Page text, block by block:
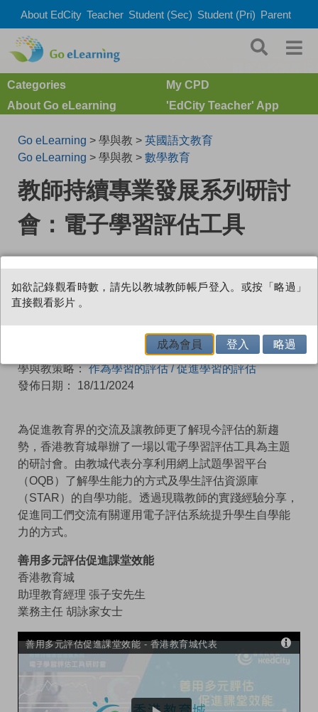
About EdCity Teacher Student (Sec) Student (Pri) Parent
Categories
My CPD
About Go eLearning
'EdCity Teacher' App
Go eLearning > 學與教 > 英國語文教育
Go eLearning > 學與教 > 數學教育
教師持續專業發展系列研討
會：電子學習評估工具
0
劉鳴先生|蕭國亮先生|彭慧敏女士
學與教策略：作為學習的評估 / 促進學習的評估
發佈日期： 18/11/2024
為促進教育界的交流及讓教師更了解現今評估的新趨
勢，香港教育城舉辦了一場以電子學習評估工具為主題
的研討會。由教城代表分享利用網上試題學習平台
（OQB）了解學生能力的方式及學生評估資源庫
（STAR）的自學功能。透過現職教師的實踐經驗分享，
促進同工們交流有關運用電子評估系統提升學生自學能
力的方式。
善用多元評估促進課堂效能
香港教育城
助理教育經理 張子安先生
業務主任 胡詠家女士
如欲記錄觀看時數，請先以教城教師帳戶登入。或按「略過」
直接觀看影片 。
成為會員 登入 略過